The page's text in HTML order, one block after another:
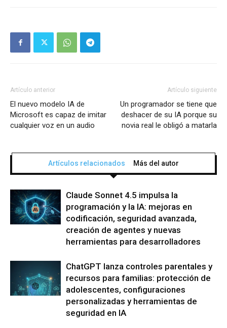
Artículo anterior
El nuevo modelo IA de
Microsoft es capaz de imitar
cualquier voz en un audio
Artículo siguiente
Un programador se tiene que
deshacer de su IA porque su
novia real le obligó a matarla
Artículos relacionados Más del autor
Claude Sonnet 4.5 impulsa la
programación y la IA: mejoras en
codificación, seguridad avanzada,
creación de agentes y nuevas
herramientas para desarrolladores
ChatGPT lanza controles parentales y
recursos para familias: protección de
adolescentes, configuraciones
personalizadas y herramientas de
seguridad en IA